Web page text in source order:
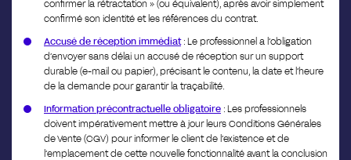
confirmer la rétractation » (ou équivalent), après avoir simplement
confirmé son identité et les références du contrat.
Accusé de réception immédiat: Le professionnel a l’obligation
d’envoyer sans délai un accusé de réception sur un support
durable (e-mail ou papier), précisant le contenu, la date et l’heure
de la demande pour garantir la traçabilité.
Information précontractuelle obligatoire : Les professionnels
doivent impérativement mettre à jour leurs Conditions Générales
de Vente (CGV) pour informer le client de l’existence et de
l’emplacement de cette nouvelle fonctionnalité avant la conclusion